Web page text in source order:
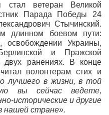
стал ветеран Великой
Парада Победы 24
Стычинский.
длинном боевом пути:
освобождении Украины,
и Пражской
двух ранениях. В конце
волонтерам стих и
лучшего в жизни, в той
вы сейчас ведете,
исторические и другие
нашей стране».